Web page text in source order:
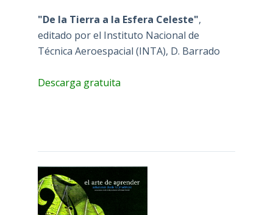
"De la Tierra a la Esfera Celeste",
editado por el Instituto Nacional de
Técnica Aeroespacial (INTA), D. Barrado
Descarga gratuita